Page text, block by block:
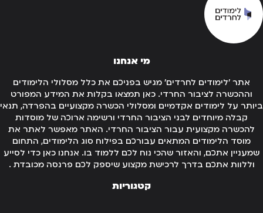
מי אנחנו
אתר 'לימודים לחרדים' מגיש בפניכם את כלל מסלולי הלימודים
וההכשרה לציבור החרדי. כאן תמצאו בקלות את המידע המפורט
על לימודים אקדמיים ומסלולי הכשרה מקצועיים בהפרדה, תנאי
קבלה מיוחדים לבני הציבור החרדי ורשימה ארוכה של מוסדות
להכשרה מקצועית עבור הציבור החרדי. האתר מאפשר לאתר את
מוסד הלימודים המתאים עבורכם בפילוח סוג הלימודים, התחום
אתכם, והאזור שהכי נוח לכם ללמוד בו. אנחנו כאן כדי לסייע
וללוות אתכם בדרך לרכישת מקצוע שיספק לכם פרנסה מכובדת .
קטגוריות